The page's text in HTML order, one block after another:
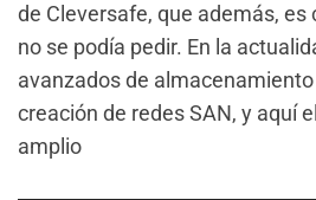
de Cleversafe, que además,
no se podía pedir. En la
avanzados de
creación de redes SAN, y aquí
amplio